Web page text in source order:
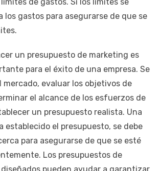
de gastos. Si los límites se
los gastos para asegurarse de que se
un presupuesto de marketing es
para el éxito de una empresa. Se
mercado, evaluar los objetivos de
el alcance de los esfuerzos de
un presupuesto realista. Una
establecido el presupuesto, se debe
para asegurarse de que se esté
Los presupuestos de